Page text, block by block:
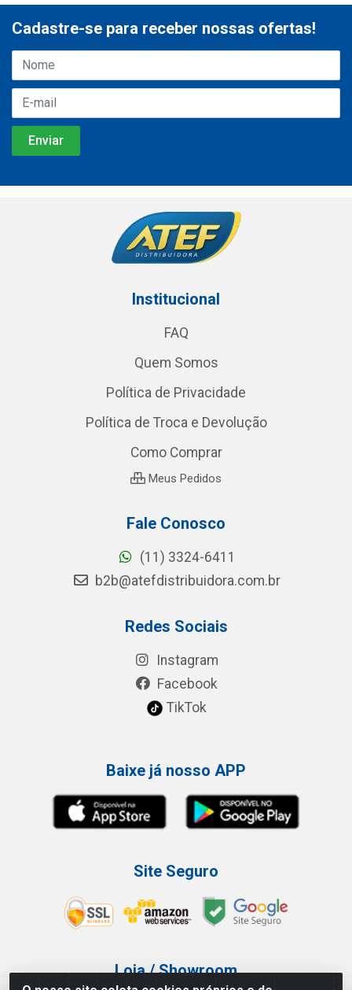
Cadastre-se para receber nossas ofertas!
Institucional
FAQ
Quem Somos
Política de Privacidade
Política de Troca e Devolução
Como Comprar
Meus Pedidos
Fale Conosco
(11) 3324-6411
b2b@atefdistribuidora.com.br
Redes Sociais
Instagram
Facebook
TikTok
Baixe já nosso APP
Site Seguro
Loja / Showroom